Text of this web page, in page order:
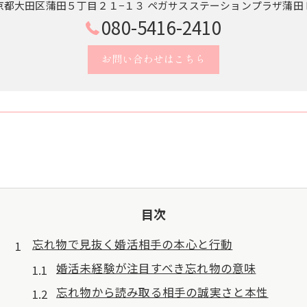
都大田区蒲田５丁目２１−１３ ペガサスステーションプラザ蒲田
080-5416-2410
お問い合わせはこちら
目次
忘れ物で見抜く婚活相手の本心と行動
婚活未経験が注目すべき忘れ物の意味
忘れ物から読み取る相手の誠実さと本性